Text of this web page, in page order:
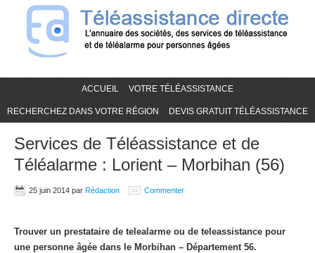
ACCUEIL VOTRE TÉLÉASSISTANCE
RECHERCHEZ DANS VOTRE RÉGION DEVIS GRATUIT TÉLÉASSISTANCE
Services de Téléassistance et de
Téléalarme : Lorient – Morbihan (56)
25 juin 2014 par Rédaction Commenter
Trouver un prestataire de telealarme ou de teleassistance pour
une personne âgée dans le Morbihan – Département 56.